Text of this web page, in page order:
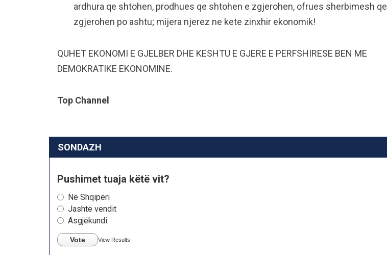
ardhura qe shtohen, prodhues qe shtohen e zgjerohen, ofrues sherbimesh qe
zgjerohen po ashtu; mijera njerez ne kete zinxhir ekonomik!
QUHET EKONOMI E GJELBER DHE KESHTU E GJERE E PERFSHIRESE BEN ME
DEMOKRATIKE EKONOMINE.
Top Channel
SONDAZH
Pushimet tuaja këtë vit?
Në Shqipëri
Jashtë vendit
Asgjëkundi
Vote View Results